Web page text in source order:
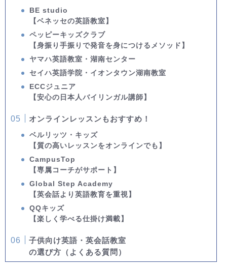
BE studio
【ベネッセの英語教室】
ペッピーキッズクラブ
【身振り手振りで発音を身につけるメソッド】
ヤマハ英語教室・湖南センター
セイハ英語学院・イオンタウン湖南教室
ECCジュニア
【安心の日本人バイリンガル講師】
オンラインレッスンもおすすめ！
ベルリッツ・キッズ
【質の高いレッスンをオンラインでも】
CampusTop
【専属コーチがサポート】
Global Step Academy
【英会話より英語教育を重視】
QQキッズ
【楽しく学べる仕掛け満載】
子供向け英語・英会話教室
の選び方（よくある質問）